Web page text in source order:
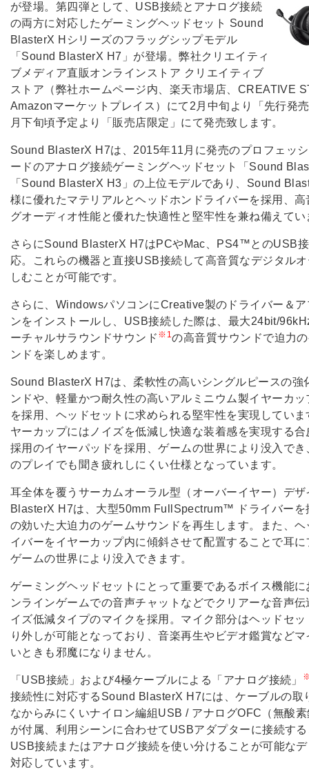
が登場。第四弾として、USB接続とアナログ接続
の両方に対応したゲーミングヘッドセット Sound
BlasterX Hシリーズのフラッグシップモデル
「Sound BlasterX H7」が登場。弊社クリエイティ
ブメディア直販オンラインストア クリエイティブ
ストア（弊社ホームページ内、楽天市場店、CREATIVE
Amazonマーケットプレイス）にて2月中旬より「先行発
月下旬頃予定より「販売店限定」にて発売致します。
Sound BlasterX H7は、2015年11月に発売のプロフェッ
ードのアナログ接続ゲーミングヘッドセット「Sound
「Sound BlasterX H3」の上位モデルであり、Sound
様に優れたマテリアルとヘッドホンドライバーを採用、
グオーディオ性能と優れた快適性と堅牢性を兼ね備えてい
さらにSound BlasterX H7はPCやMac、PS4™とのUSB
応。これらの機器と直接USB接続して高音質なデジタル
しむことが可能です。
さらに、WindowsパソコンにCreative製のドライバー＆
ンをインストールし、USB接続した際は、最大24bit/
ーチャルサラウンドサウンド ※1の高音質サウンドで迫力
ンドを楽しめます。
Sound BlasterX H7は、柔軟性の高いシングルピースの強
ンドや、軽量かつ耐久性の高いアルミニウム製イヤーカ
を採用、ヘッドセットに求められる堅牢性を実現してい
ヤーカップにはノイズを低減し快適な装着感を実現する
採用のイヤーパッドを採用、ゲームの世界により没入で
のプレイでも聞き疲れしにくい仕様となっています。
耳全体を覆うサーカムオーラル型（オーバーイヤー）デ
BlasterX H7は、大型50mm FullSpectrum™ ドライバーを
の効いた大迫力のゲームサウンドを再生します。また、
イバーをイヤーカップ内に傾斜させて配置することで耳
ゲームの世界により没入できます。
ゲーミングヘッドセットにとって重要であるボイス機能
ンラインゲームでの音声チャットなどでクリアーな音声
イズ低減タイプのマイクを採用。マイク部分はヘッドセ
り外しが可能となっており、音楽再生やビデオ鑑賞など
いときも邪魔になりません。
「USB接続」および4極ケーブルによる「アナログ接続」
接続性に対応するSound BlasterX H7には、ケーブルの取
なからみにくいナイロン編組USB / アナログOFC（無酸
が付属、利用シーンに合わせてUSBアダプターに接続す
USB接続またはアナログ接続を使い分けることが可能な
対応しています。